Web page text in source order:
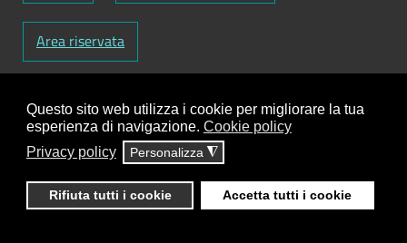
Questo sito web utilizza i cookie per migliorare la tua
esperienza di navigazione. Cookie policy
Privacy policy
Personalizza ◮
Rifiuta tutti i cookie Accetta tutti i cookie
Area riservata
Codice Fiscale: 82000090751-Partita IVA:
01129720759-Codice Fatturazione elettronica:
UFY1HC
contenuti:Antonio Scrimitore